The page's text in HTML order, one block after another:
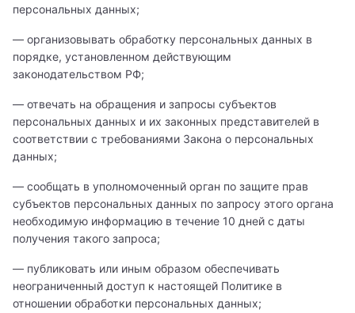
персональных данных;
— организовывать обработку персональных данных в
порядке, установленном действующим
законодательством РФ;
— отвечать на обращения и запросы субъектов
персональных данных и их законных представителей в
соответствии с требованиями Закона о персональных
данных;
— сообщать в уполномоченный орган по защите прав
субъектов персональных данных по запросу этого органа
необходимую информацию в течение 10 дней с даты
получения такого запроса;
— публиковать или иным образом обеспечивать
неограниченный доступ к настоящей Политике в
отношении обработки персональных данных;